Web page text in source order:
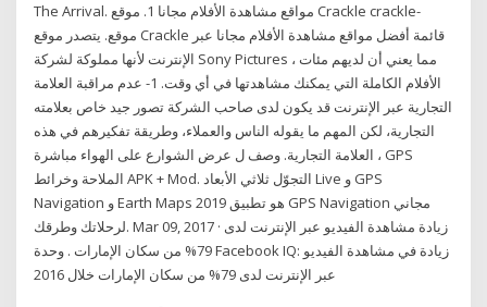
The Arrival. مواقع مشاهدة الأفلام مجانا 1. موقع Crackle crackle-
موقع. يتصدر موقع Crackle قائمة أفضل مواقع مشاهدة الأفلام مجانا عبر
الإنترنت لأنها مملوكة لشركة Sony Pictures ، مما يعني أن لديهم مئات
الأفلام الكاملة التي يمكنك مشاهدتها في أي وقت. 1- عدم مراقبة العلامة
التجارية عبر الإنترنت قد يكون لدى صاحب الشركة تصور جيد خاص بعلامته
التجارية، لكن المهم ما يقوله الناس والعملاء، وطريقة تفكيرهم في هذه
العلامة التجارية. وصف ل عرض الشوارع على الهواء مباشرة ، GPS
الملاحة وخرائط APK + Mod. التجوّل ثلاثي الأبعاد Live و GPS
Navigation و Earth Maps 2019 هو تطبيق GPS Navigation مجاني
لرحلاتك وطرقك. Mar 09, 2017 · زيادة مشاهدة الفيديو عبر الإنترنت لدى
79% من سكان الإمارات . وحدة Facebook IQ: زيادة في مشاهدة الفيديو
عبر الإنترنت لدى 79% من سكان الإمارات خلال 2016